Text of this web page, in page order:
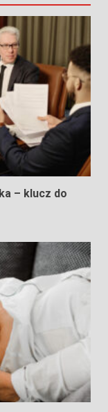
– klucz do